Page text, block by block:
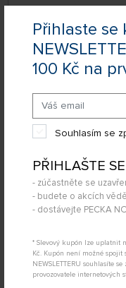
Přihlaste se
100 Kč na
Souhlasím se
PŘIHLAŠTE
- zúčastněte se
- budete o akcích
- dostávejte PECKA
* Slevový kupón lze uplatnit
Kč. Kupón není možné
NEWSLETTERU souhlasíte
provozovatele internetových
5NA00120
75 Kč
Úterý
20017 Čepel